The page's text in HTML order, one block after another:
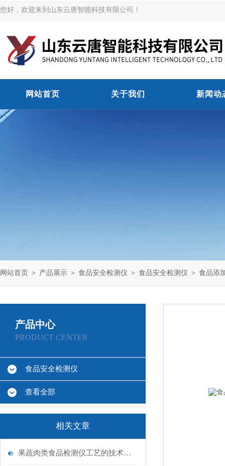
您好，欢迎来到山东云唐智能科技有限公司！
网站首页 关于我们 新闻动
网站首页 ＞ 产品展示 ＞ 食品安全检测仪 ＞ 食品安全检测仪 ＞ 食品添
产品中心
PRODUCT CENTER
食品安全检测仪
查看全部
相关文章
果蔬肉类食品检测仪工艺的技术解析：原理与应用